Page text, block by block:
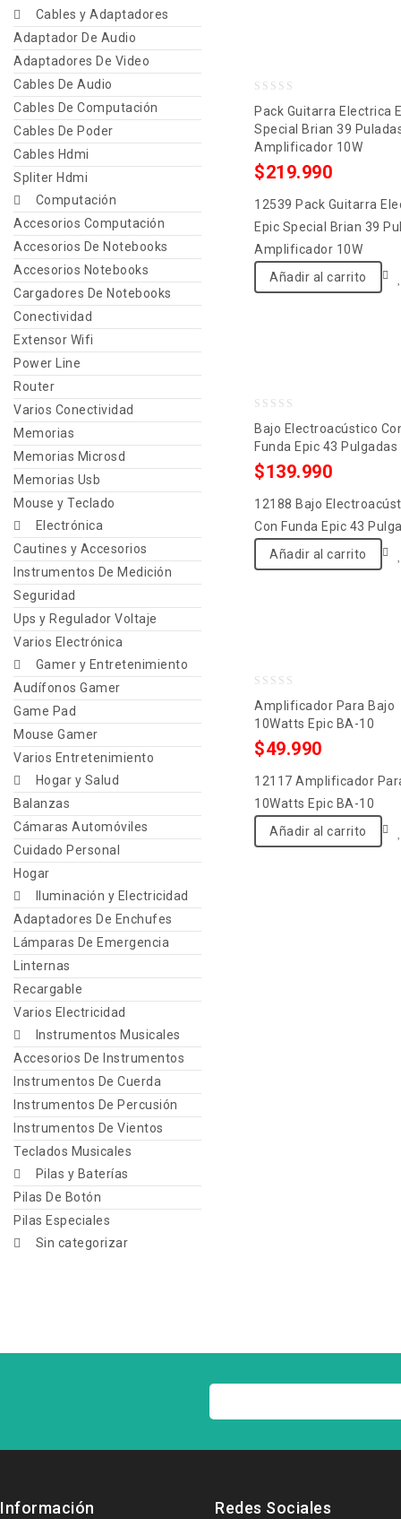
Cables y Adaptadores
Adaptador De Audio
Adaptadores De Video
Cables De Audio
Cables De Computación
Cables De Poder
Cables Hdmi
Spliter Hdmi
Computación
Accesorios Computación
Accesorios De Notebooks
Accesorios Notebooks
Cargadores De Notebooks
Conectividad
Extensor Wifi
Power Line
Router
Varios Conectividad
Memorias
Memorias Microsd
Memorias Usb
Mouse y Teclado
Electrónica
Cautines y Accesorios
Instrumentos De Medición
Seguridad
Ups y Regulador Voltaje
Varios Electrónica
Gamer y Entretenimiento
Audífonos Gamer
Game Pad
Mouse Gamer
Varios Entretenimiento
Hogar y Salud
Balanzas
Cámaras Automóviles
Cuidado Personal
Hogar
Iluminación y Electricidad
Adaptadores De Enchufes
Lámparas De Emergencia
Linternas
Recargable
Varios Electricidad
Instrumentos Musicales
Accesorios De Instrumentos
Instrumentos De Cuerda
Instrumentos De Percusión
Instrumentos De Vientos
Teclados Musicales
Pilas y Baterías
Pilas De Botón
Pilas Especiales
Sin categorizar
out
of
5
Pack Guitarra Electrica
Special Brian 39
Amplificador 10W
$219.990
12539 Pack Guitarra
Epic Special Brian 39
Amplificador 10W
Añadir al carrito
out
of
Bajo Electroacústico
Funda Epic 43 Pulgadas
$139.990
12188 Bajo
Con Funda Epic 43
Añadir al carrito
out
of
Amplificador Para Bajo
10Watts Epic BA-10
$49.990
12117 Amplificador
10Watts Epic BA-10
Añadir al carrito
Información Redes Sociales